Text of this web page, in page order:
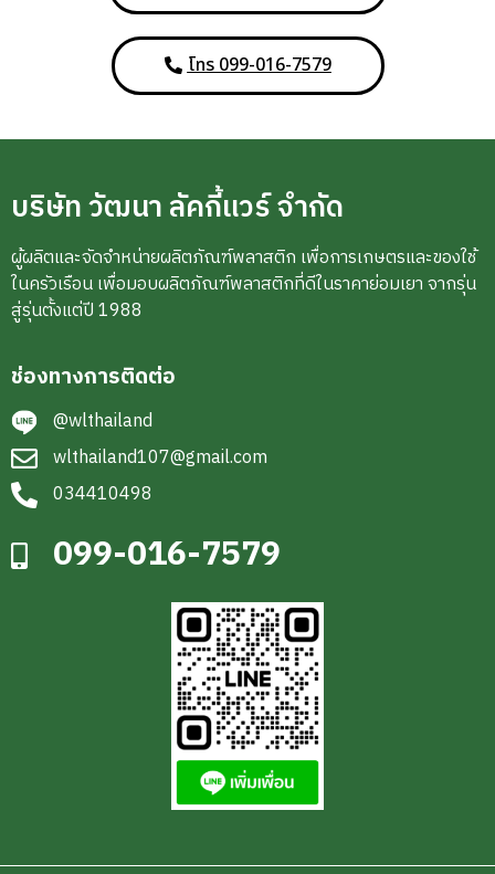
โทร 099-016-7579
บริษัท วัฒนา ลัคกี้แวร์ จำกัด
ผู้ผลิตและจัดจำหน่ายผลิตภัณฑ์พลาสติก เพื่อการเกษตรและของใช้
ในครัวเรือน เพื่อมอบผลิตภัณฑ์พลาสติกที่ดีในราคาย่อมเยา จากรุ่น
สู่รุ่นตั้งแต่ปี 1988
ช่องทางการติดต่อ
@wlthailand
wlthailand107@gmail.com
034410498
099-016-7579